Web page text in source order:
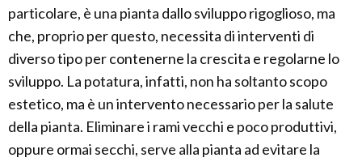
particolare, è una pianta dallo sviluppo rigoglioso, ma
che, proprio per questo, necessita di interventi di
diverso tipo per contenerne la crescita e regolarne lo
sviluppo. La potatura, infatti, non ha soltanto scopo
estetico, ma è un intervento necessario per la salute
della pianta. Eliminare i rami vecchi e poco produttivi,
oppure ormai secchi, serve alla pianta ad evitare la